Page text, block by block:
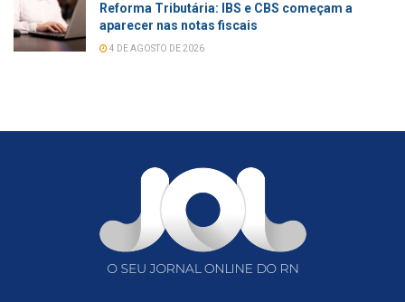
Reforma Tributária: IBS e CBS começam a
aparecer nas notas fiscais
4 DE AGOSTO DE 2026